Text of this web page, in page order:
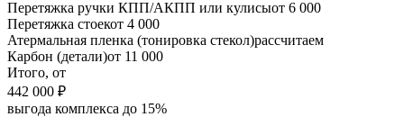
Перетяжка ручки КПП/АКПП или кулисыот 6 000
Перетяжка стоекот 4 000
Атермальная пленка (тонировка стекол)рассчитаем
Карбон (детали)от 11 000
Итого, от
442 000 ₽
выгода комплекса до 15%